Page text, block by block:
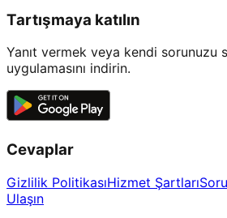
Tartışmaya katılın
Yanıt vermek veya kendi sorunuzu
uygulamasını indirin.
Cevaplar
Gizlilik PolitikasıHizmet Şartları
Ulaşın